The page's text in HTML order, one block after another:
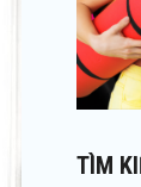
TÌM